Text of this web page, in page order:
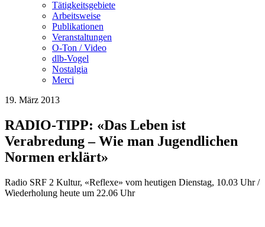
Tätigkeitsgebiete
Arbeitsweise
Publikationen
Veranstaltungen
O-Ton / Video
dlb-Vogel
Nostalgia
Merci
19. März 2013
RADIO-TIPP: «Das Leben ist
Verabredung – Wie man Jugendlichen
Normen erklärt»
Radio SRF 2 Kultur, «Reflexe» vom heutigen Dienstag, 10.03 Uhr /
Wiederholung heute um 22.06 Uhr